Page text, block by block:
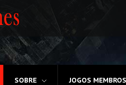
SOBRE JOGOS MEMBROS